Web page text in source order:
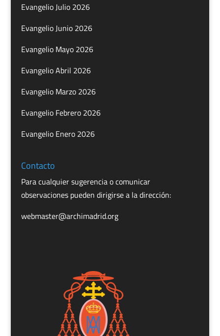
Evangelio Julio 2026
Evangelio Junio 2026
Evangelio Mayo 2026
Evangelio Abril 2026
Evangelio Marzo 2026
Evangelio Febrero 2026
Evangelio Enero 2026
Contacto
Para cualquier sugerencia o comunicar
observaciones pueden dirigirse a la dirección:
webmaster@archimadrid.org